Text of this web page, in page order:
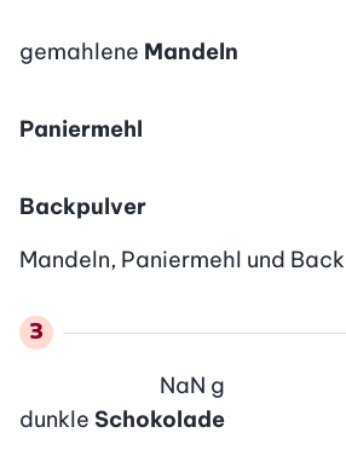
gemahlene Mandeln
Paniermehl
Backpulver
Mandeln, Paniermehl und
dunkle Schokolade
NaN g